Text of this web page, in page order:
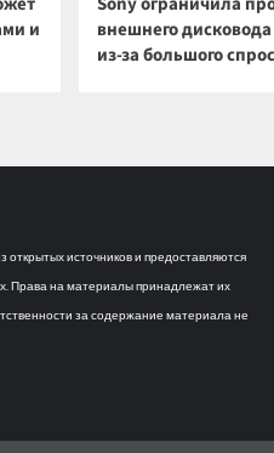
и
внешнего
из-за большого
источников и предоставляются
Права на материалы принадлежат их
за содержание материала не